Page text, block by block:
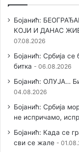
Бојанић:
КОЈИ И ДАНАС
07.08.2026
Бојанић: Србија
битка
06.08.2026
Бојанић: ОЛУЈА…
04.08.2026
Бојанић: Србија
не испричамо,
Бојанић: Када се
сви се жале